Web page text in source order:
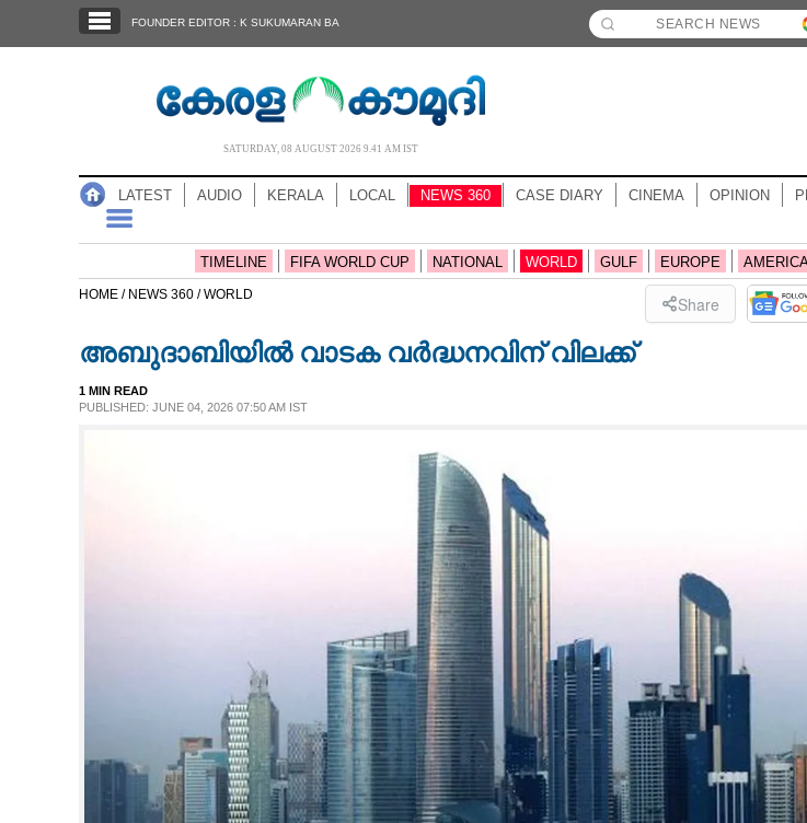
NOTIFIED NEWS
SPIRITUAL
FOUNDER EDITOR : K SUKUMARAN BA
SATURDAY, 08 AUGUST 2026 9.41 AM IST
LATEST AUDIO KERALA LOCAL NEWS 360 CASE DIARY CINEMA OPINION
TIMELINE FIFA WORLD CUP NATIONAL WORLD GULF EUROPE
HOME / NEWS 360 /WORLD Share
അബുദാബിയിൽ വാടക വർദ്ധനവിന് വിലക്ക്
1 MIN READ
PUBLISHED: JUNE 04, 2026 07:50 AM IST